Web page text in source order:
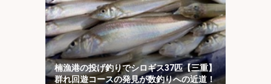
楠漁港の投げ釣りでシロギス37匹【三重】
群れ回遊コースの発見が数釣りへの近道！